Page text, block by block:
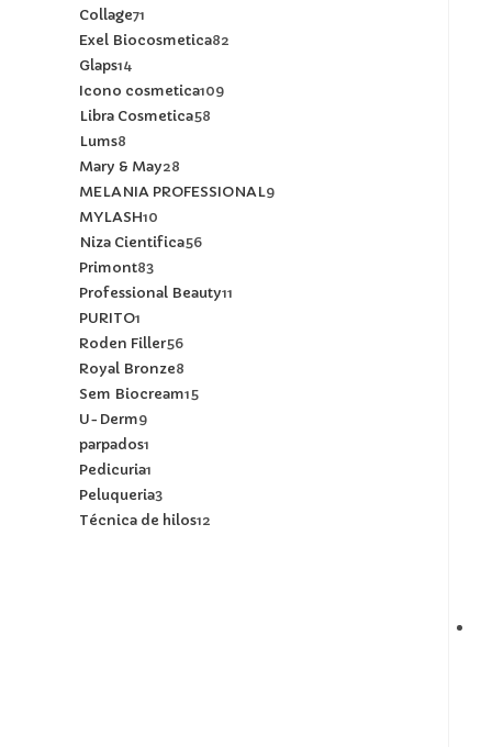
Collage71
Exel Biocosmetica82
Glaps14
Icono cosmetica109
Libra Cosmetica58
Lums8
Mary & May28
MELANIA PROFESSIONAL9
MYLASH10
Niza Cientifica56
Primont83
Professional Beauty11
PURITO1
Roden Filler56
Royal Bronze8
Sem Biocream15
U-Derm9
parpados1
Pedicuria1
Peluqueria3
Técnica de hilos12